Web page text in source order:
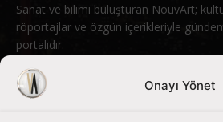
Onayı Yönet
Sanat ve bilimi buluşturan NouvArt;
röportajlar ve özgün içerikleriyle
portalıdır.
Bizimle iletişime geçin: info@nouvart.net